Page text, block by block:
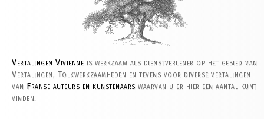
Vertalingen Vivienne is werkzaam als dienstverlener op het gebied van
Vertalingen, Tolkwerkzaamheden en tevens voor diverse vertalingen
van Franse auteurs en kunstenaars waarvan u er hier een aantal kunt
vinden.